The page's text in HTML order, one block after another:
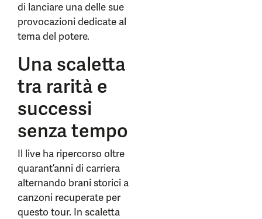
di lanciare una delle sue
provocazioni dedicate al
tema del potere.
Una scaletta
tra rarità e
successi
senza tempo
Il live ha ripercorso oltre
quarant’anni di carriera
alternando brani storici a
canzoni recuperate per
questo tour. In scaletta